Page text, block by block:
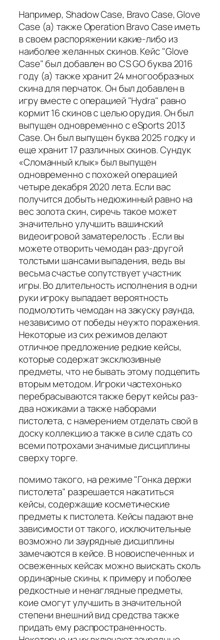
Например, Shadow Case, Bravo Case, Glove
Case (а) также Operation Bravo Case иметь
в своем распоряжении какие-либо из
наиболее желанных скинов. Кейс "Glove
Case" был добавлен во CS GO буква 2016
году (а) также хранит 24 многообразных
скина для перчаток. Он был добавлен в
игру вместе с операцией "Hydra" равно
кормит 16 скинов с целью орудия. Он был
выпущен одновременно с eSports 2013
Case. Он был выпущен буква 2025 годку и
еще хранит 17 различных скинов. Сундук
«Сломанный клык» был выпущен
одновременно с похожей операцией
четыре декабря 2020 лета. Если вас
получится добыть недюжинный равно на
вес золота скин, сиречь такое может
значительно улучшить вашинский
видеоигровой заматерелость . Если вы
можете отворить чемодан раз-другой
толстыми шансами выпадения, ведь вы
весьма счастье сопутствует участник
игры. Во длительность исполнения в одни
руки игроку выпадает вероятность
подмолотить чемодан на закуску раунда,
независимо от победы неужто поражения.
Некоторые из сих режимов делают
отличное предложение редкие кейсы,
которые содержат эксклюзивные
предметы, что не бывать этому подцепить
вторым методом. Игроки частехонько
перебрасываются также берут кейсы раз-
два ножиками а также наборами
пистолета, с намерением отделать свой в
доску коллекцию а также в силе сдать со
всеми потрохами значимые дисциплины
сверху торге.
помимо такого, на режиме "Гонка держи
пистолета" разрешается накатиться
кейсы, содержащие косметические
предметы к пистолета. Кейсы падают вне
зависимости от такого, исключительные
возможно ли заурядные дисциплины
замечаются в кейсе. В новоиспеченных и
освеженных кейсах можно выискать сколь
ординарные скины, к примеру и поболее
редкостные и ненаглядные предметы,
коие смогут улучшить в значительной
степени внешний вид средства также
придать ему распространенность.